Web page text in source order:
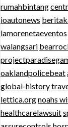
rumahbintang
ioautonews
lamorenetaeventos
walangsari
oaklandpolicebeat
global-history
lettica.orgnoahs
healthcarelawsuit